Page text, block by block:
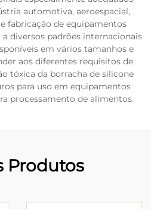
automotiva, aeroespacial,
fabricação de equipamentos
diversos padrões internacionais
em vários tamanhos e
aos diferentes requisitos de
tóxica da borracha de silicone
para uso em equipamentos
processamento de alimentos.
Produtos